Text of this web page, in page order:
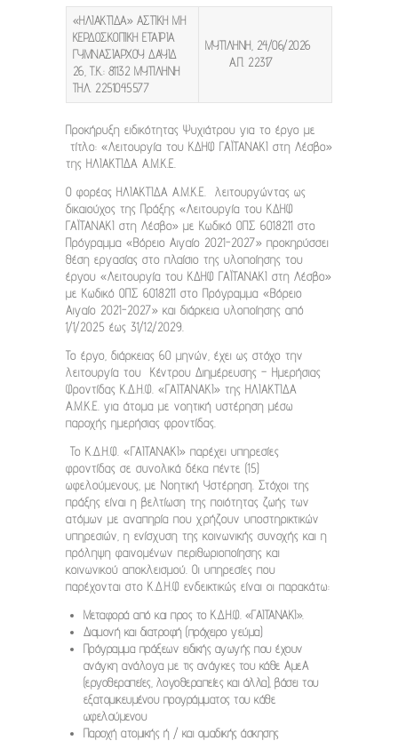
«ΗΛΙΑΚΤΙΔΑ» ΑΣΤΙΚΗ ΜΗ
ΚΕΡΔΟΣΚΟΠΙΚΗ ΕΤΑΙΡΙΑ
ΓΥΜΝΑΣΙΑΡΧΟΥ ΔΑΥΙΔ
26, Τ.Κ.: 81132 ΜΥΤΙΛΗΝΗ
ΤΗΛ. 2251045577
ΜΥΤΙΛΗΝΗ , 24/06/2026
Α.Π . 22317
Προκήρυξη ειδικότητας Ψυχιάτρου για το έργο με
τίτλο: «Λειτουργία του ΚΔΗΦ ΓΑΪΤΑΝΑΚΙ στη Λέσβο»
της ΗΛΙΑΚΤΙΔΑ Α.Μ.Κ.Ε.
Ο φορέας ΗΛΙΑΚΤΙΔΑ Α.Μ.Κ.Ε. λειτουργώντας ως
δικαιούχος της Πράξης «Λειτουργία του ΚΔΗΦ
ΓΑΪΤΑΝΑΚΙ στη Λέσβο» με Κωδικό ΟΠΣ 6018211 στο
Πρόγραμμα «Βόρειο Αιγαίο 2021-2027» προκηρύσσει
θέση εργασίας στο πλαίσιο της υλοποίησης του
έργου «Λειτουργία του ΚΔΗΦ ΓΑΪΤΑΝΑΚΙ στη Λέσβο»
με Κωδικό ΟΠΣ 6018211 στο Πρόγραμμα «Βόρειο
Αιγαίο 2021-2027» και διάρκεια υλοποίησης από
1/1/2025 έως 31/12/2029.
Το έργο, διάρκειας 60 μηνών, έχει ως στόχο την
λειτουργία του Κέντρου Διημέρευσης – Ημερήσιας
Φροντίδας Κ.Δ.Η.Φ. «ΓΑΙΤΑΝΑΚΙ» της ΗΛΙΑΚΤΙΔΑ
Α.Μ.Κ.Ε. για άτομα με νοητική υστέρηση μέσω
παροχής ημερήσιας φροντίδας.
Το Κ.Δ.Η.Φ. «ΓΑΙΤΑΝΑΚΙ» παρέχει υπηρεσίες
φροντίδας σε συνολικά δέκα πέντε (15)
ωφελούμενους, με Νοητική Υστέρηση. Στόχοι της
πράξης είναι η βελτίωση της ποιότητας ζωής των
ατόμων με αναπηρία που χρήζουν υποστηρικτικών
υπηρεσιών, η ενίσχυση της κοινωνικής συνοχής και η
πρόληψη φαινομένων περιθωριοποίησης και
κοινωνικού αποκλεισμού. Οι υπηρεσίες που
παρέχονται στο Κ.Δ.Η.Φ ενδεικτικώς είναι οι παρακάτω:
Μεταφορά από και προς το Κ.Δ.Η.Φ. «ΓΑΙΤΑΝΑΚΙ».
Διαμονή και διατροφή (πρόχειρο γεύμα)
Πρόγραμμα πράξεων ειδικής αγωγής που έχουν
ανάγκη ανάλογα με τις ανάγκες του κάθε ΑμεΑ
(εργοθεραπείες, λογοθεραπείες και άλλα), βάσει του
εξατομικευμένου προγράμματος του κάθε
ωφελούμενου
Παροχή ατομικής ή / και ομαδικής άσκησης